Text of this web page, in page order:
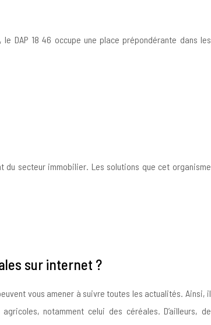
DAP 18 46 occupe une place prépondérante dans les
du secteur immobilier. Les solutions que cet organisme
sur internet ?
vous amener à suivre toutes les actualités. Ainsi, il
notamment celui des céréales. D’ailleurs, de